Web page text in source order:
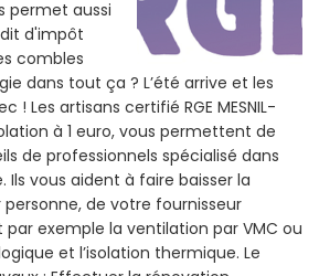
permet aussi
d'impôt
combles
dans tout ça ? L’été arrive et les
! Les artisans certifié RGE MESNIL-
à 1 euro, vous permettent de
de professionnels spécialisé dans
Ils vous aident à faire baisser la
de votre fournisseur
par exemple la ventilation par VMC ou
et l’isolation thermique. Le